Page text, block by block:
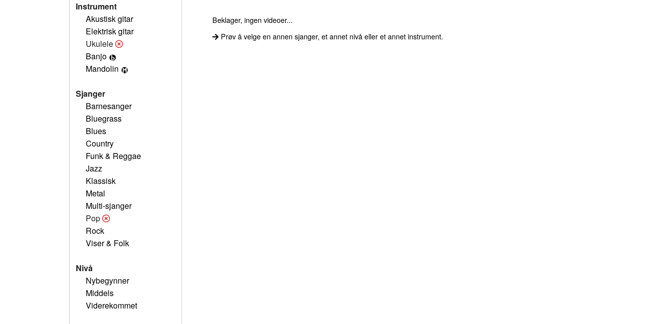
Instrument
Akustisk gitar
Elektrisk gitar
Ukulele
Banjo
Mandolin
Sjanger
Barnesanger
Bluegrass
Blues
Country
Funk & Reggae
Jazz
Klassisk
Metal
Multi-sjanger
Pop
Rock
Viser & Folk
Nivå
Nybegynner
Middels
Viderekommet
Beklager, ingen videoer...
Prøv å velge en annen sjanger, et annet nivå eller et annet instrument.